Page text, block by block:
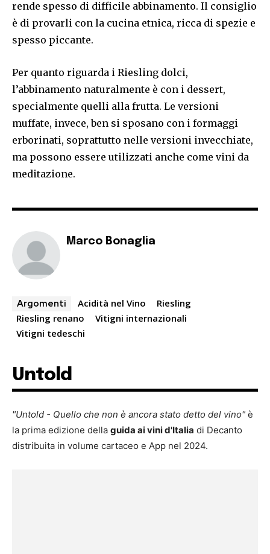
rende spesso di difficile abbinamento. Il consiglio
è di provarli con la cucina etnica, ricca di spezie e
spesso piccante.
Per quanto riguarda i Riesling dolci,
l’abbinamento naturalmente è con i dessert,
specialmente quelli alla frutta. Le versioni
muffate, invece, ben si sposano con i formaggi
erborinati, soprattutto nelle versioni invecchiate,
ma possono essere utilizzati anche come vini da
meditazione.
Marco Bonaglia
Argomenti Acidità nel Vino
Riesling
Riesling renano
Vitigni internazionali
Vitigni tedeschi
Untold
"Untold - Quello che non è ancora stato detto del vino" è
la prima edizione della guida ai vini d'Italia di Decanto
distribuita in volume cartaceo e App nel 2024.